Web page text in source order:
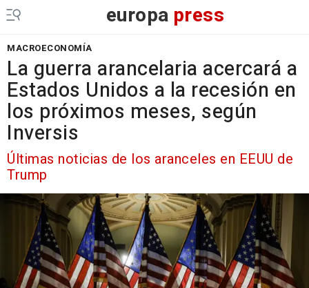
europa press
MACROECONOMÍA
La guerra arancelaria acercará a
Estados Unidos a la recesión en
los próximos meses, según
Inversis
Últimas noticias de los aranceles en EEUU de
Trump